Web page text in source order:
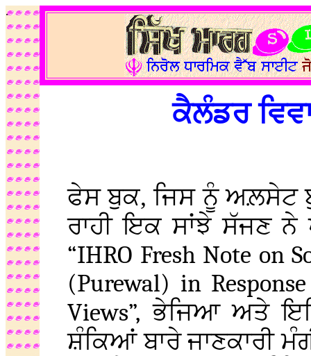
.
ਕੈਲੰਡਰ
ਫੇਸ ਬੁਕ, ਜਿਸ ਨੂੰ ਅਲ਼ਸੇਟ
ਰਾਹੀ ਇਕ ਸਾਂਝੇ ਸੱਜਣ
“IHRO Fresh Note on
(Purewal) in
Views”, ਭੇਜਿਆ ਅਤੇ
ਸ਼ੰਕਿਆਂ ਬਾਰੇ ਜਾਣਕਾਰੀ